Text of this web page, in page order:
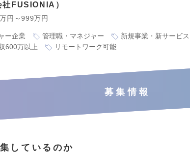
社FUSIONIA
円～999万円
ー企業 管理職・マネジャー 新規事業・新サービス
600万以上 リモートワーク可能
募集情報
しているのか